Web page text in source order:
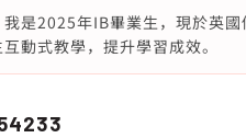
是2025年IB畢業生，現於英
動式教學，提升學習成效。